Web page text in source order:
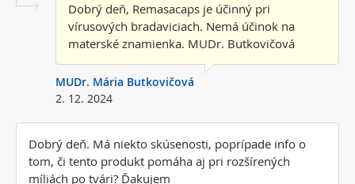
Dobrý deň, Remasacaps je účinný pri
vírusových bradaviciach. Nemá účinok na
materské znamienka. MUDr. Butkovičová
MUDr. Mária Butkovičová
2. 12. 2024
Dobrý deň. Má niekto skúsenosti, poprípade info o
tom, či tento produkt pomáha aj pri rozšírených
míliách po tvári? Ďakujem